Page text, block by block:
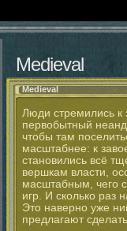
Medieval
Medieval
Люди стремились к
первобытный
чтобы там
масштабнее: к
становились всё
вершкам власти,
масштабным, чего
игр. И сколько раз
Это наверно уже
предлагают